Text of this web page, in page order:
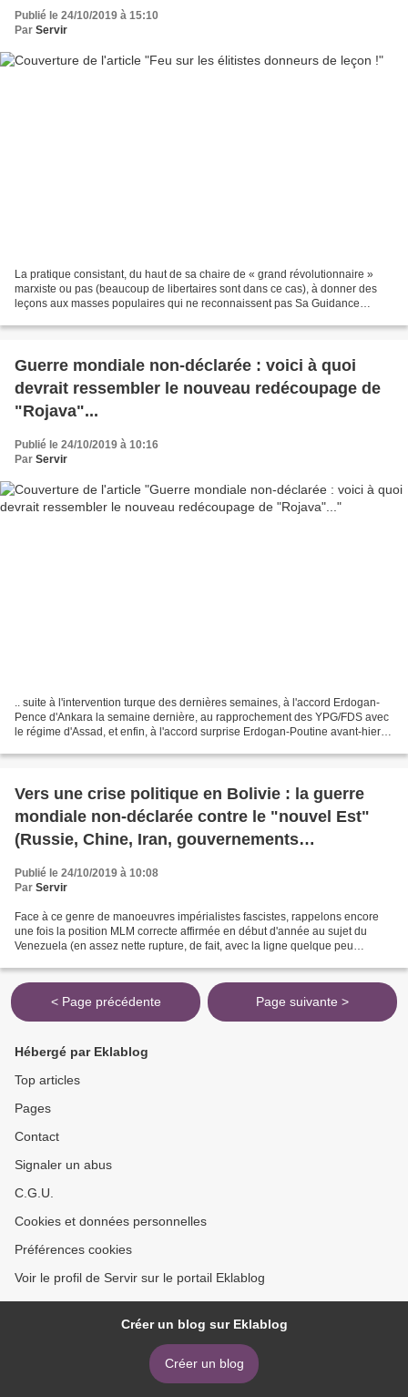
Publié le 24/10/2019 à 15:10
Par Servir
La pratique consistant, du haut de sa chaire de « grand révolutionnaire »
marxiste ou pas (beaucoup de libertaires sont dans ce cas), à donner des
leçons aux masses populaires qui ne reconnaissent pas Sa Guidance
Guerre mondiale non-déclarée : voici à quoi
devrait ressembler le nouveau redécoupage de
"Rojava"...
Publié le 24/10/2019 à 10:16
Par Servir
.. suite à l'intervention turque des dernières semaines, à l'accord Erdogan-
Pence d'Ankara la semaine dernière, au rapprochement des YPG/FDS avec
le régime d'Assad, et enfin, à l'accord surprise Erdogan-Poutine avant-hier à
Vers une crise politique en Bolivie : la guerre
mondiale non-déclarée contre le "nouvel Est"
(Russie, Chine, Iran, gouvernements
"bolivariens") se poursuit...
Publié le 24/10/2019 à 10:08
Par Servir
Face à ce genre de manoeuvres impérialistes fascistes, rappelons encore
une fois la position MLM correcte affirmée en début d'année au sujet du
Venezuela (en assez nette rupture, de fait, avec la ligne quelque peu
< Page précédente Page suivante >
Hébergé par Eklablog
Top articles
Pages
Contact
Signaler un abus
C.G.U.
Cookies et données personnelles
Préférences cookies
Voir le profil de Servir sur le portail Eklablog
Créer un blog sur Eklablog
Créer un blog